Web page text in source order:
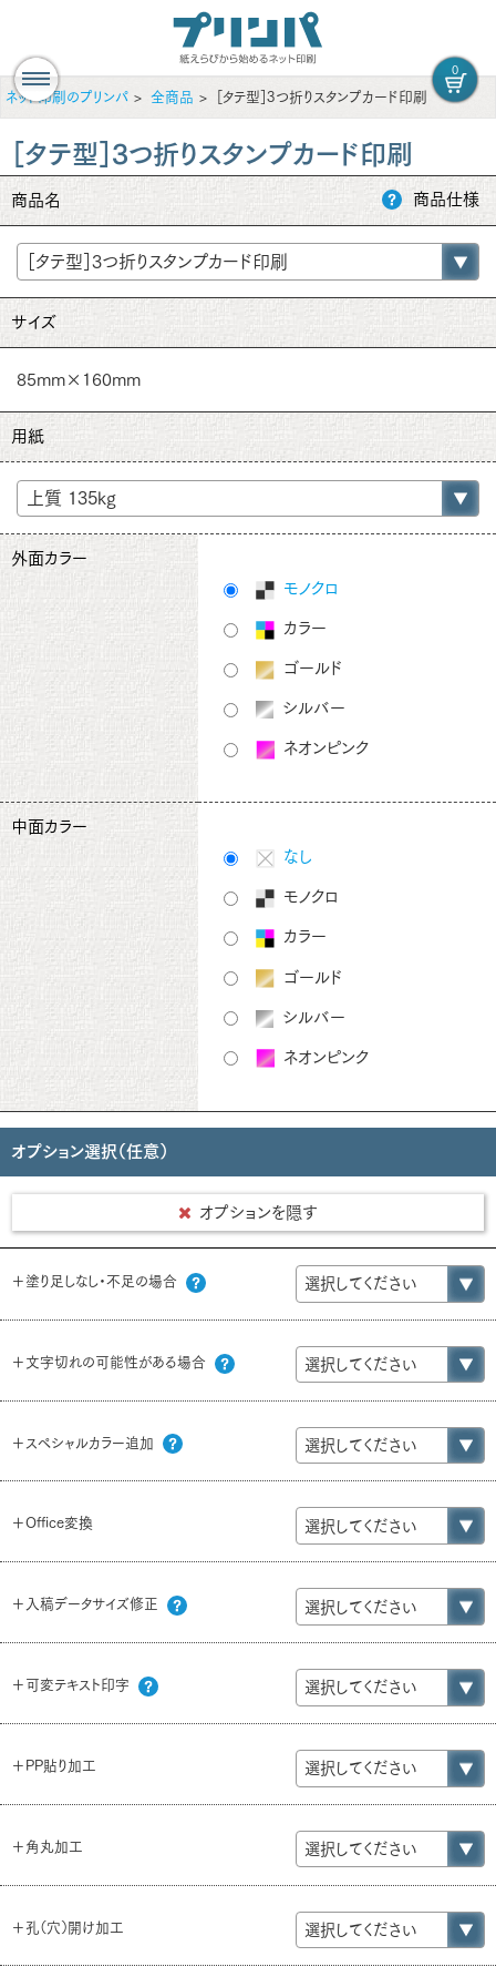
0
ネット印刷のプリンパ 全商品 ［タテ型］3つ折りスタンプカード印刷
［タテ型］3つ折りスタンプカード印刷
商品名 商品仕様
サイズ
85mm×160mm
用紙
外面カラー
モノクロ
カラー
ゴールド
シルバー
ネオンピンク
中面カラー
なし
モノクロ
カラー
ゴールド
シルバー
ネオンピンク
オプション選択（任意）
オプションを隠す
＋塗り足しなし・不足の場合
＋文字切れの可能性がある場合
＋スペシャルカラー追加
＋Office変換
＋入稿データサイズ修正
＋可変テキスト印字
＋PP貼り加工
＋角丸加工
＋孔（穴）開け加工